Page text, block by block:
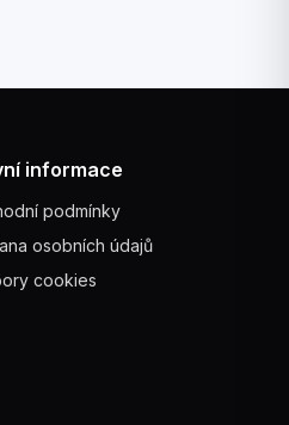
informace
podmínky
osobních údajů
cookies